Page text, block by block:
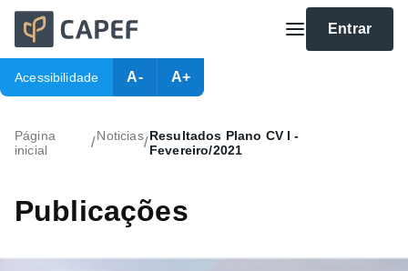
Entrar
Acessibilidade A- A+
Página
inicial
/Noticias/Resultados Plano CV I -
Fevereiro/2021
Publicações